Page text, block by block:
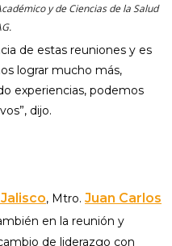
y de Ciencias de la Salud
de estas reuniones y es
lograr mucho más,
experiencias, podemos
dijo.
, Mtro. Juan Carlos
en la reunión y
de liderazgo con